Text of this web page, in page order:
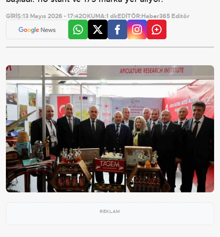
GİRİŞ:13 Mayıs 2026 - 17:42OKUMA:1 dkEDİTÖR:Haber365 Editör
REKLAM